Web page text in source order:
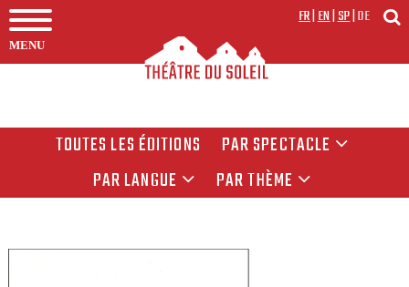
MENU
FR|EN|SP|DE
TOUTES LES ÉDITIONS
PAR SPECTACLE
PAR LANGUE
PAR THÈME